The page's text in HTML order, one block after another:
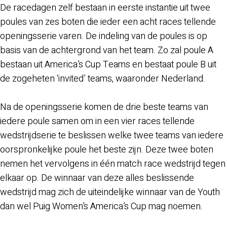
De racedagen zelf bestaan in eerste instantie uit twee
poules van zes boten die ieder een acht races tellende
openingsserie varen. De indeling van de poules is op
basis van de achtergrond van het team. Zo zal poule A
bestaan uit America’s Cup Teams en bestaat poule B uit
de zogeheten ‘invited’ teams, waaronder Nederland.
Na de openingsserie komen de drie beste teams van
iedere poule samen om in een vier races tellende
wedstrijdserie te beslissen welke twee teams van iedere
oorspronkelijke poule het beste zijn. Deze twee boten
nemen het vervolgens in één match race wedstrijd tegen
elkaar op. De winnaar van deze alles beslissende
wedstrijd mag zich de uiteindelijke winnaar van de Youth
dan wel Puig Women’s America’s Cup mag noemen.